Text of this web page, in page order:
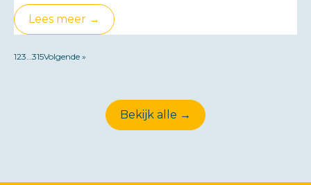
Lees meer →
123 315Volgende »
Bekijk alle →